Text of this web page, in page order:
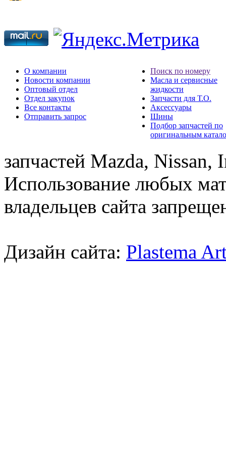
О компании
Новости компании
Оптовый отдел
Отдел закупок
Все контакты
Отправить запрос
Поиск по номеру
Масла и сервисные
жидкости
Запчасти для Т.О.
Аксессуары
Шины
Подбор запчастей по
оригинальным
запчастей Mazda,
Использование любых
владельцев сайта
Дизайн сайта: Plastema